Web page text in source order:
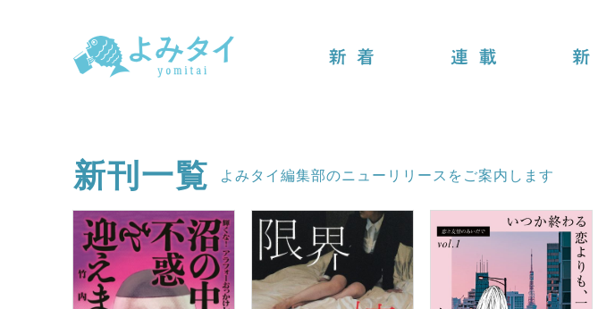
新刊一覧 よみタイ編集部のニューリリースをご案内します